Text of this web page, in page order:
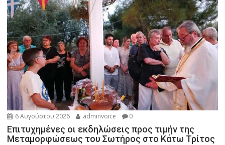
6 Αυγούστου 2026 adminvoice 0
Επιτυχημένες οι εκδηλώσεις προς τιμήν της
Μεταμορφώσεως του Σωτήρος στο Κάτω Τρίτος